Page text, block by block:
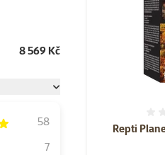
8 569 Kč
58
7
Repti